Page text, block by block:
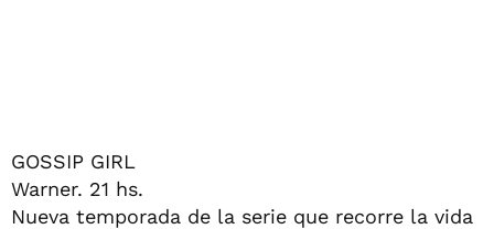
GOSSIP GIRL
Warner. 21 hs.
Nueva temporada de la serie que recorre la vida